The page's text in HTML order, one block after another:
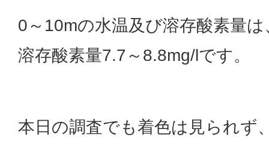
0～10mの水温及び溶存酸素量
溶存酸素量7.7～8.8mg/lです。
本日の調査でも着色は見られず